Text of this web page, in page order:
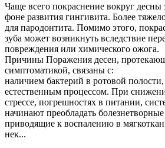
Чаще всего покраснение вокруг десны
фоне развития гингивита. Более
для пародонтита. Помимо этого,
зуба может возникнуть вследствие
повреждения или химического ожога.
Причины Поражения десен,
симптоматикой, связаны с:
наличием бактерий в ротовой полости,
естественным процессом. При
стрессе, погрешностях в питании,
начинают преобладать
приводящие к воспалению в
нек...